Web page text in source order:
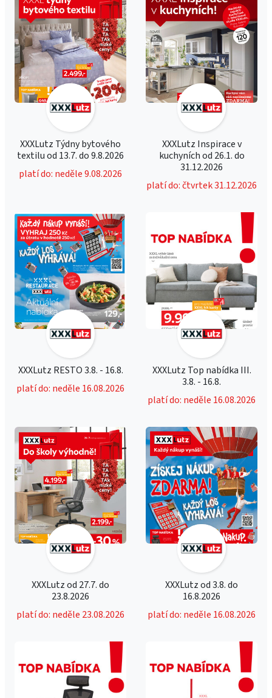
XXXLutz Týdny bytového
textilu od 13.7. do 9.8.2026
platí do: neděle 9.08.2026
XXXLutz Inspirace v
kuchyních od 26.1. do
31.12.2026
platí do: čtvrtek 31.12.2026
XXXLutz RESTO 3.8. - 16.8.
platí do: neděle 16.08.2026
XXXLutz Top nabídka III.
3.8. - 16.8.
platí do: neděle 16.08.2026
XXXLutz od 27.7. do
23.8.2026
platí do: neděle 23.08.2026
XXXLutz od 3.8. do
16.8.2026
platí do: neděle 16.08.2026